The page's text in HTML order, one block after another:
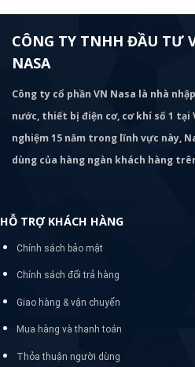
CÔNG TY TNHH ĐẦU TƯ
NASA
Công ty cổ phần VN Nasa là nhà
nước, thiết bị điện cơ, cơ khí số 1 tại
nghiệm 15 năm trong lĩnh vực này,
dùng của hàng ngàn khách hàng
HỖ TRỢ KHÁCH HÀNG
Chính sách bảo mật
Chính sách đổi trả hàng
Giao hàng & vận chuyển
Mua hàng và thanh toán
Thỏa thuận người dùng